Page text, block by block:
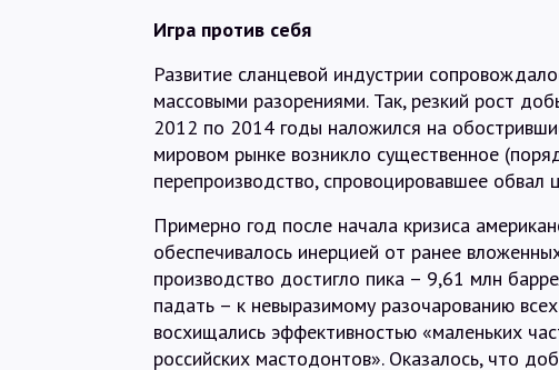
Игра против себя
Развитие сланцевой индустрии
массовыми разорениями. Так, резкий рост
2012 по 2014 годы наложился на
мировом рынке возникло существенное
перепроизводство, спровоцировавшее обвал
Примерно год после начала кризиса
обеспечивалось инерцией от ранее
производство достигло пика – 9,61 млн
падать – к невыразимому разочарованию
восхищались эффективностью «маленьких
российских мастодонтов». Оказалось, что